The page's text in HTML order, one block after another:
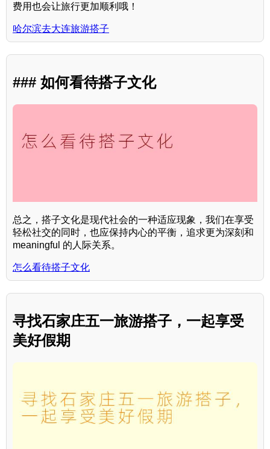
费用也会让旅行更加顺利哦！
哈尔滨去大连旅游搭子
### 如何看待搭子文化
总之，搭子文化是现代社会的一种适应现象，我们在享受
轻松社交的同时，也应保持内心的平衡，追求更为深刻和
meaningful 的人际关系。
怎么看待搭子文化
寻找石家庄五一旅游搭子，一起享受
美好假期